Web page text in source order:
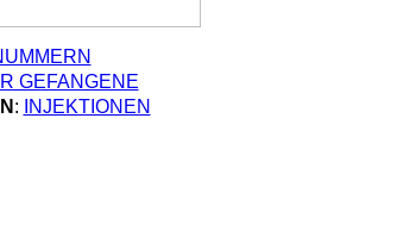
GEFANGENE
: INJEKTIONEN